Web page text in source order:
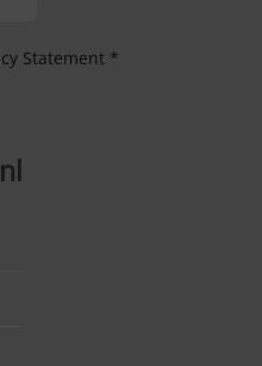
Statement *